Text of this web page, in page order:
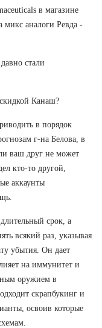
в магазине
микс аналоги Ревда -
стали
Канаш?
в порядок
г-на Белова, в
ваш друг не может
кто-то другой,
аккаунты
срок, а
всякий раз, указывая
убытия. Он дает
на иммунитет и
оружием в
скрапбукинг и
освоив которые